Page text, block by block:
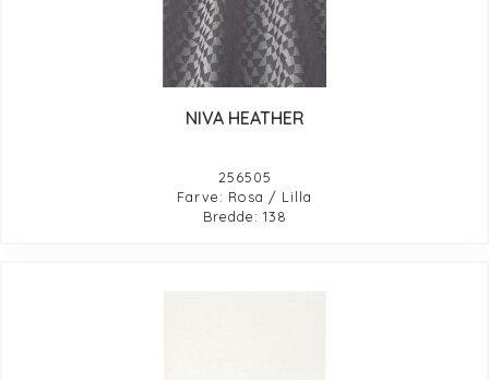
NIVA HEATHER
256505
Farve: Rosa / Lilla
Bredde: 138